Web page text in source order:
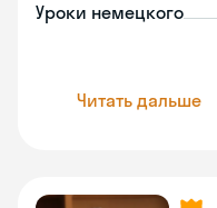
Уроки немецкого
Читать дальше